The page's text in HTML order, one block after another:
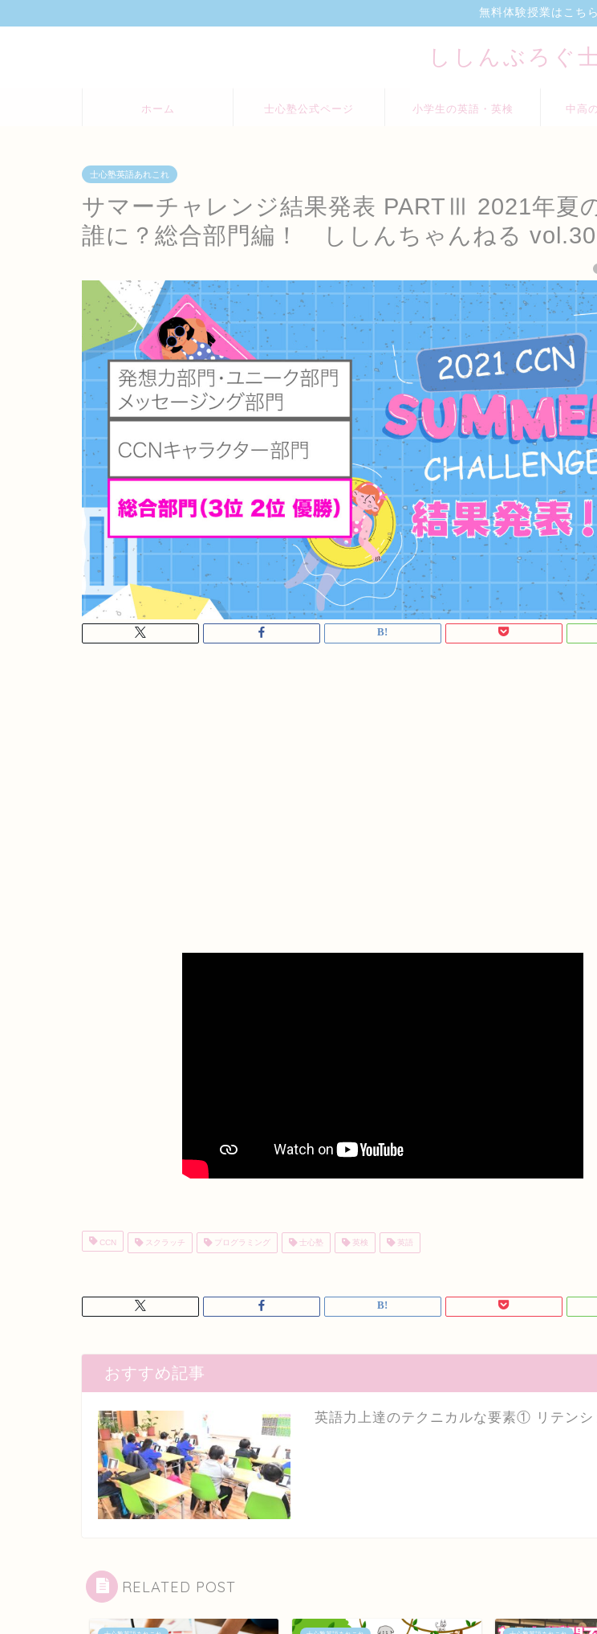
無料体験授業はこちら
ししんぶろぐ
ホーム 士心塾公式ページ 小学生の英語・英検 中高
士心塾英語あれこれ
サマーチャレンジ結果発表 PARTⅢ 2021年夏
誰に？総合部門編！ ししんちゃんねる vol.30
CCN スクラッチ プログラミング 士心塾 英検 英語
おすすめ記事
英語力上達のテクニカルな要素① リテンシ
RELATED POST